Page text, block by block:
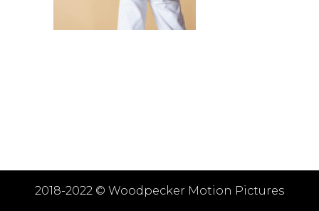
2018-2022 © Woodpecker Motion Pictures